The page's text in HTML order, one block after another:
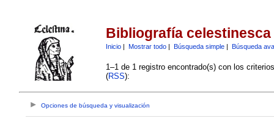
Bibliografía celestinesca
Inicio| Mostrar todo| Búsqueda simple| Búsqueda
1–1 de 1 registro encontrado(s) con los
(RSS):
Opciones de búsqueda y visualización